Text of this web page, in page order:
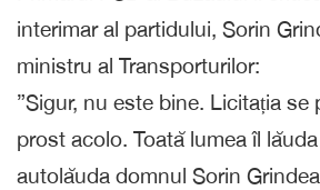
interimar al partidului, Sorin
ministru al Transporturilor:
”Sigur, nu este bine. Licitația se
prost acolo. Toată lumea îl
autolăuda domnul Sorin